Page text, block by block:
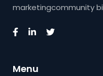
marketingcommunity
Menu